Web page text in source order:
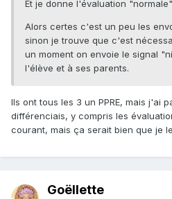
Et je donne l'évaluation
Alors certes c'est un peu les
sinon je trouve que c'est
un moment on envoie le signal
l'élève et à ses parents.
Ils ont tous les 3 un PPRE, mais j'ai
différenciais, y compris les
courant, mais ça serait bien que je
Goëllette